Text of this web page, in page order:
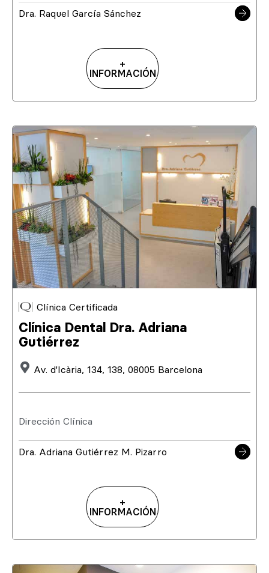
Dra. Raquel García Sánchez
+
INFORMACIÓN
Clínica Certificada
Clínica Dental Dra. Adriana
Gutiérrez
Av. d'Icària, 134, 138, 08005 Barcelona
Dirección Clínica
Dra. Adriana Gutiérrez M. Pizarro
+
INFORMACIÓN